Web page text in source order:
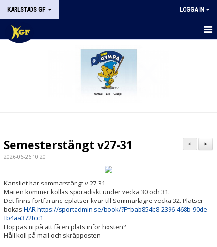
KARLSTADS GF LOGGA IN
NYHETER
STÖDMEDLEM
KONTAKT
PRISER & TERMINSTIDER
>
<
Semesterstängt v27-31
2026-06-26 10:20
Kansliet har sommarstängt v.27-31
Mailen kommer kollas sporadiskt under vecka 30 och 31.
Det finns fortfarand eplatser kvar till Sommarlägre vecka 32. Platser
bokas HÄR https://sportadmin.se/book/?F=bab854b8-2396-468b-90de-
fb4aa372fcc1
Hoppas ni på att få en plats inför hösten?
Håll koll på mail och skräpposten